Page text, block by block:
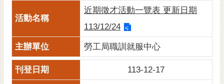
位
置
近期徵才活動一覽表 更新日期
113/12/24
勞工局職訓就服中心
113-12-17